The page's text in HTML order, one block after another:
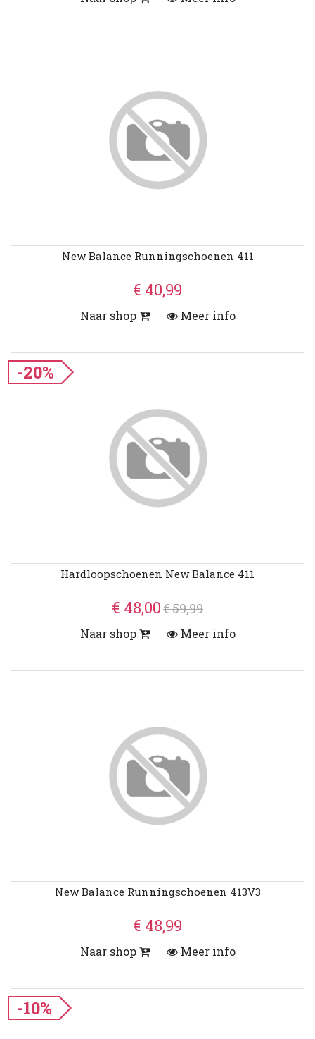
New Balance Runningschoenen 411
€ 40,99
Naar shop Meer info
-20%
Hardloopschoenen New Balance 411
€ 48,00€ 59,99
Naar shop Meer info
New Balance Runningschoenen 413V3
€ 48,99
Naar shop Meer info
-10%